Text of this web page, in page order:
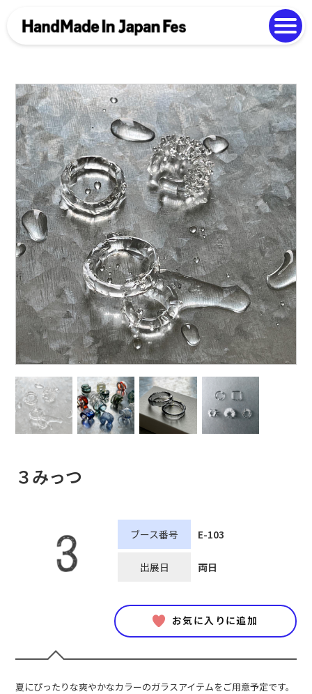
Photo Gallery
EN 中文
３みっつ
ブース番号 E-103
出展日 両日
お気に入りに追加
夏にぴったりな爽やかなカラーのガラスアイテムをご用意予定です。